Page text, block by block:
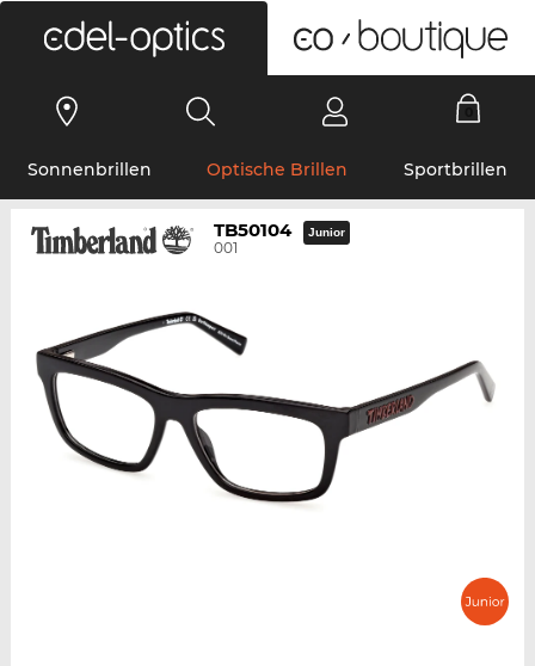
Sonnenbrillen Optische Brillen Sportbrillen
TB50104
001
Junior